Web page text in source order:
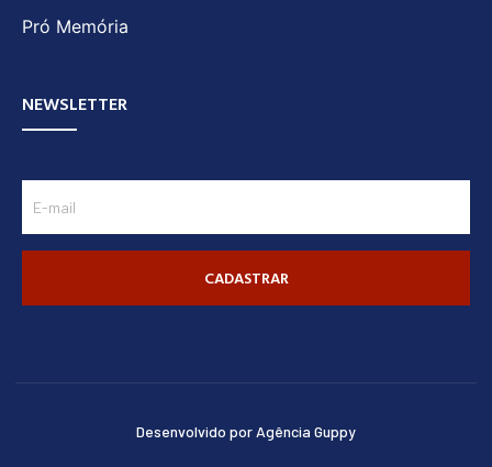
Pró Memória
NEWSLETTER
CADASTRAR
Desenvolvido por Agência Guppy